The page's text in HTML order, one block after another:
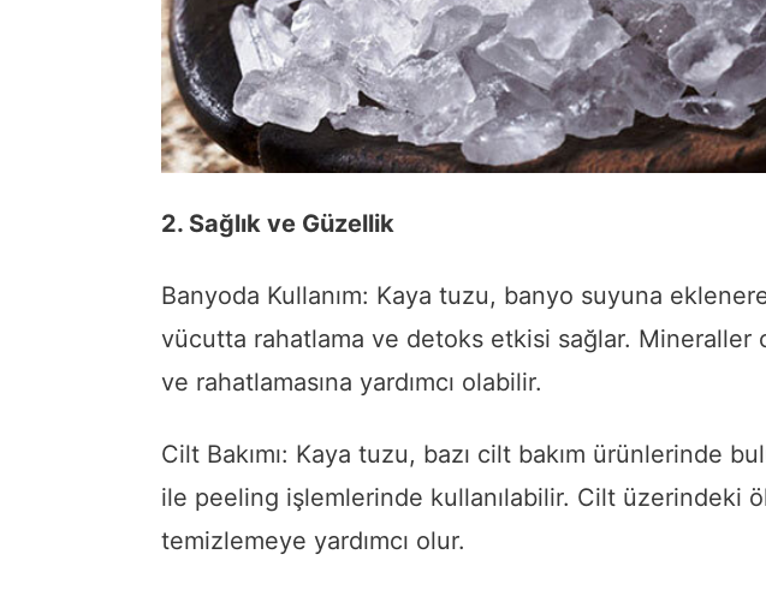
2. Sağlık ve Güzellik
Banyoda Kullanım: Kaya tuzu, banyo suyuna
vücutta rahatlama ve detoks etkisi sağlar. Mineraller
ve rahatlamasına yardımcı olabilir.
Cilt Bakımı: Kaya tuzu, bazı cilt bakım ürünlerinde
ile peeling işlemlerinde kullanılabilir. Cilt üzerindeki
temizlemeye yardımcı olur.